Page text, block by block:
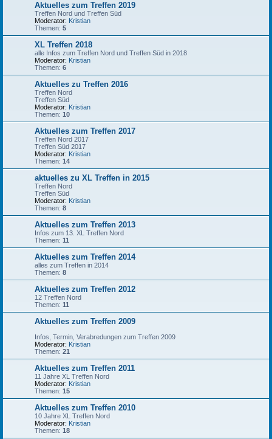
Aktuelles zum Treffen 2019
Treffen Nord und Treffen Süd
Moderator: Kristian
Themen: 5
XL Treffen 2018
alle Infos zum Treffen Nord und Treffen Süd in 2018
Moderator: Kristian
Themen: 6
Aktuelles zu Treffen 2016
Treffen Nord
Treffen Süd
Moderator: Kristian
Themen: 10
Aktuelles zum Treffen 2017
Treffen Nord 2017
Treffen Süd 2017
Moderator: Kristian
Themen: 14
aktuelles zu XL Treffen in 2015
Treffen Nord
Treffen Süd
Moderator: Kristian
Themen: 8
Aktuelles zum Treffen 2013
Infos zum 13. XL Treffen Nord
Themen: 11
Aktuelles zum Treffen 2014
alles zum Treffen in 2014
Themen: 8
Aktuelles zum Treffen 2012
12 Treffen Nord
Themen: 11
Aktuelles zum Treffen 2009
Infos, Termin, Verabredungen zum Treffen 2009
Moderator: Kristian
Themen: 21
Aktuelles zum Treffen 2011
11 Jahre XL Treffen Nord
Moderator: Kristian
Themen: 15
Aktuelles zum Treffen 2010
10 Jahre XL Treffen Nord
Moderator: Kristian
Themen: 18